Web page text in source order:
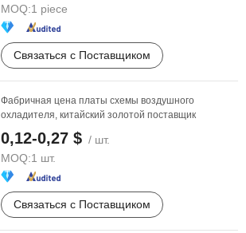
MOQ:1 piece
Связаться с Поставщиком
Фабричная цена платы схемы воздушного
охладителя, китайский золотой поставщик
0,12-0,27 $ / шт.
MOQ:1 шт.
Связаться с Поставщиком